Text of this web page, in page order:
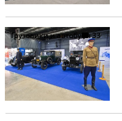
Грузовики и автобусы33